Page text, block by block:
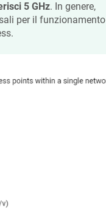
5 GHz. In genere,
per il funzionamento